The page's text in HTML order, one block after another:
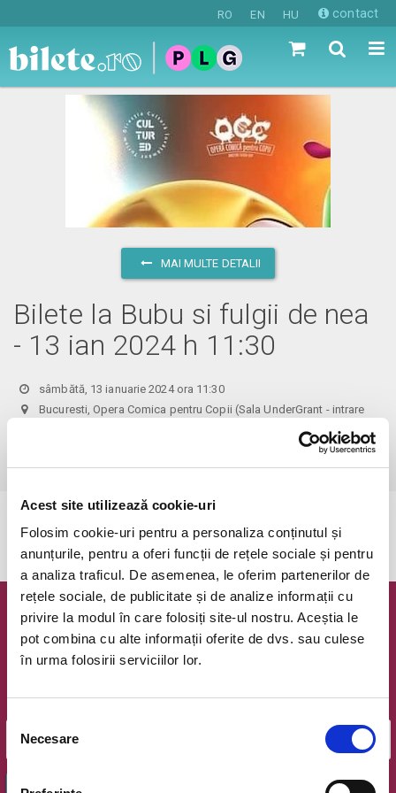
Acest site utilizează cookie-uri
Folosim cookie-uri pentru a personaliza conținutul și
anunțurile, pentru a oferi funcții de rețele sociale și pentru
a analiza traficul. De asemenea, le oferim partenerilor de
rețele sociale, de publicitate și de analize informații cu
privire la modul în care folosiți site-ul nostru. Aceștia le
pot combina cu alte informații oferite de dvs. sau culese
în urma folosirii serviciilor lor.
Selecția
consimțământului
Necesare
RO EN HU contact
MAI MULTE DETALII
Bilete la Bubu si fulgii de nea
- 13 ian 2024 h 11:30
sâmbătă, 13 ianuarie 2024 ora 11:30
Bucuresti, Opera Comica pentru Copii (Sala UnderGrant - intrare
Newsletter @ Bilete.ro
Oferte exclusive si o editie saptamanala cu cele mai noi
OK